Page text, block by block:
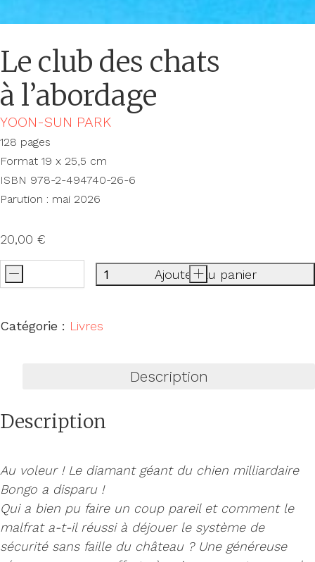
Le club des chats
à l’abordage
YOON-SUN PARK
128 pages
Format 19 x 25,5 cm
ISBN 978-2-494740-26-6
Parution : mai 2026
20,00 €
quantité
Le
- +
Ajouter au panier
Catégorie : Livres
Description
Description
Au voleur ! Le diamant géant du chien milliardaire
Bongo a disparu !
Qui a bien pu faire un coup pareil et comment le
malfrat a-t-il réussi à déjouer le système de
sécurité sans faille du château ? Une généreuse